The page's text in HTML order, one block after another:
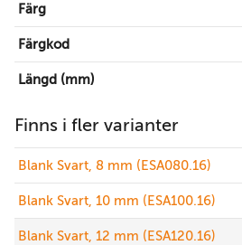
Färg
Färgkod
Längd (mm)
Finns i fler varianter
Blank Svart, 8 mm (ESA080.16)
Blank Svart, 10 mm (ESA100.16)
Blank Svart, 12 mm (ESA120.16)